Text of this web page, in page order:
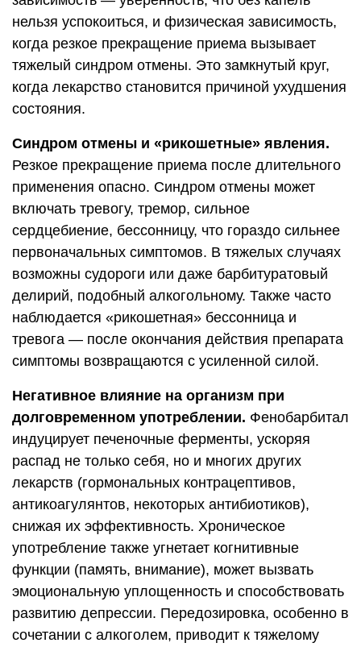
нельзя успокоиться, и физическая зависимость,
когда резкое прекращение приема вызывает
тяжелый синдром отмены. Это замкнутый круг,
когда лекарство становится причиной ухудшения
состояния.
Синдром отмены и «рикошетные» явления.
Резкое прекращение приема после длительного
применения опасно. Синдром отмены может
включать тревогу, тремор, сильное
сердцебиение, бессонницу, что гораздо сильнее
первоначальных симптомов. В тяжелых случаях
возможны судороги или даже барбитуратовый
делирий, подобный алкогольному. Также часто
наблюдается «рикошетная» бессонница и
тревога — после окончания действия препарата
симптомы возвращаются с усиленной силой.
Негативное влияние на организм при
долговременном употреблении. Фенобарбитал
индуцирует печеночные ферменты, ускоряя
распад не только себя, но и многих других
лекарств (гормональных контрацептивов,
антикоагулянтов, некоторых антибиотиков),
снижая их эффективность. Хроническое
употребление также угнетает когнитивные
функции (память, внимание), может вызвать
эмоциональную уплощенность и способствовать
развитию депрессии. Передозировка, особенно в
сочетании с алкоголем, приводит к тяжелому